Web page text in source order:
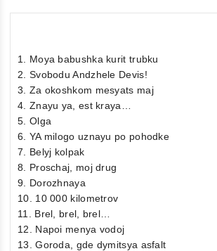
1. Moya babushka kurit trubku
2. Svobodu Andzhele Devis!
3. Za okoshkom mesyats maj
4. Znayu ya, est kraya…
5. Olga
6. YA milogo uznayu po pohodke
7. Belyj kolpak
8. Proschaj, moj drug
9. Dorozhnaya
10. 10 000 kilometrov
11. Brel, brel, brel…
12. Napoi menya vodoj
13. Goroda, gde dymitsya asfalt